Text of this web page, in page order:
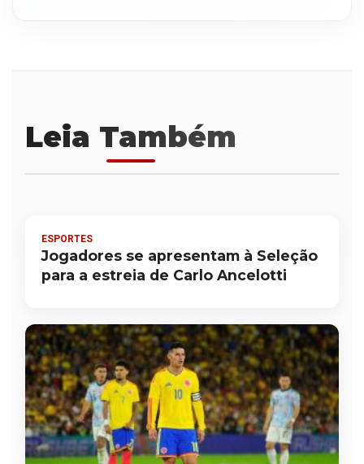
Leia Também
ESPORTES
Jogadores se apresentam à Seleção
para a estreia de Carlo Ancelotti